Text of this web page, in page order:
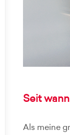
Seit
Als meine